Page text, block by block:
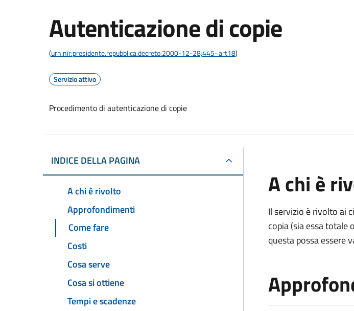
Autenticazione di copie
(urn:nir:presidente.repubblica:decreto:2000-12-28;445~art18)
Servizio attivo
Procedimento di autenticazione di copie
INDICE DELLA PAGINA
A chi è rivolto
Approfondimenti
Come fare
Costi
Cosa serve
Cosa si ottiene
Tempi e scadenze
A chi è
Il servizio è rivolto ai
copia (sia essa
questa possa essere